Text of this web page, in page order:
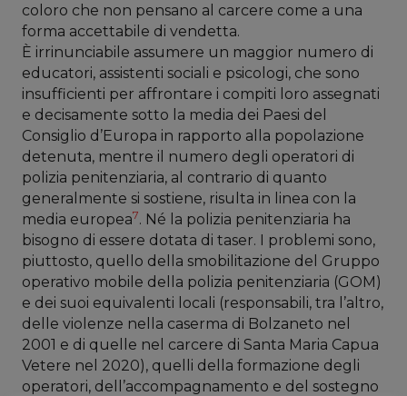
coloro che non pensano al carcere come a una
forma accettabile di vendetta.
È irrinunciabile assumere un maggior numero di
educatori, assistenti sociali e psicologi, che sono
insufficienti per affrontare i compiti loro assegnati
e decisamente sotto la media dei Paesi del
Consiglio d’Europa in rapporto alla popolazione
detenuta, mentre il numero degli operatori di
polizia penitenziaria, al contrario di quanto
generalmente si sostiene, risulta in linea con la
media europea7. Né la polizia penitenziaria ha
bisogno di essere dotata di taser. I problemi sono,
piuttosto, quello della smobilitazione del Gruppo
operativo mobile della polizia penitenziaria (GOM)
e dei suoi equivalenti locali (responsabili, tra l’altro,
delle violenze nella caserma di Bolzaneto nel
2001 e di quelle nel carcere di Santa Maria Capua
Vetere nel 2020), quelli della formazione degli
operatori, dell’accompagnamento e del sostegno